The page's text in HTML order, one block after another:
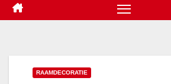
RAAMDECORATIE